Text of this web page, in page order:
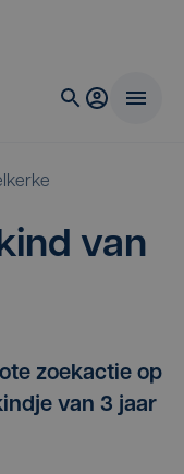
van
zoekactie op
van 3 jaar